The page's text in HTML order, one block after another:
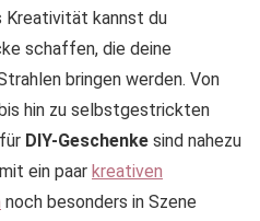
Kreativität kannst du
schaffen, die deine
bringen werden. Von
hin zu selbstgestrickten
DIY-Geschenke sind nahezu
ein paar kreativen
noch besonders in Szene